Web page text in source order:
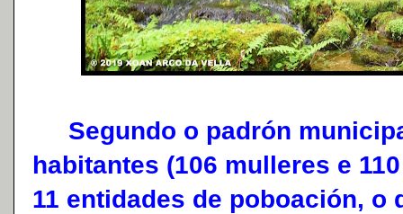
Segundo o padrón
habitantes (106 mulleres e
11 entidades de poboación, o